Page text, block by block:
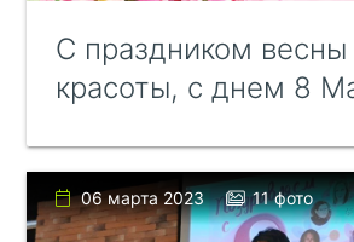
С праздником весны
красоты, с днем 8
06 марта 2023 11 фото